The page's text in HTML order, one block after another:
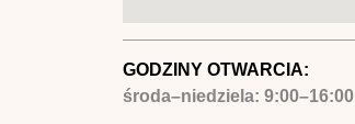
GODZINY OTWARCIA:
środa–niedziela: 9:00–16:00